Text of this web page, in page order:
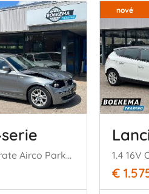
116d Corporate Airco Parkeersensoren 5-Deurs
nové
1.4 16V
€